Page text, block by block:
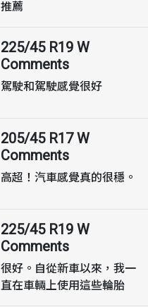
推薦
225/45 R19 W
Comments
駕駛和駕駛感覺很好
205/45 R17 W
Comments
高超！汽車感覺真的很穩。
225/45 R19 W
Comments
很好。自從新車以來，我一
直在車輛上使用這些輪胎